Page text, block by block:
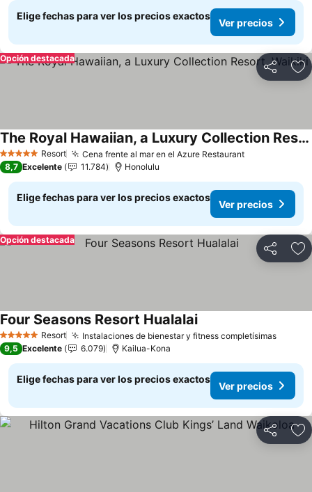
Elige fechas para ver los precios exactos
Ver precios
Compartir
Opción destacada
5 Estrellas Resort Cena frente al mar en el Azure RestaurantVer precios
The Royal Hawaiian, a Luxury Collection Resort, Waikiki
Ver precios
8,7 Excelente 11.784 Honolulu
Elige fechas para ver los precios exactos
Ver precios
Compartir
Opción destacada
5 Estrellas Resort Instalaciones de bienestar y fitness completísimasVer
Four Seasons Resort HualalaiVer precios
9,5 Excelente 6.079 Kailua-Kona
Elige fechas para ver los precios exactos
Ver precios
Compartir